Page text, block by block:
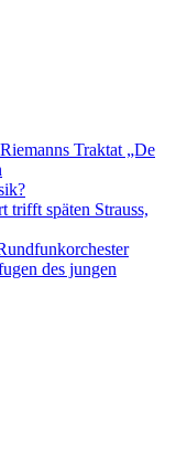
Traktat „De
trifft späten Strauss,
des jungen